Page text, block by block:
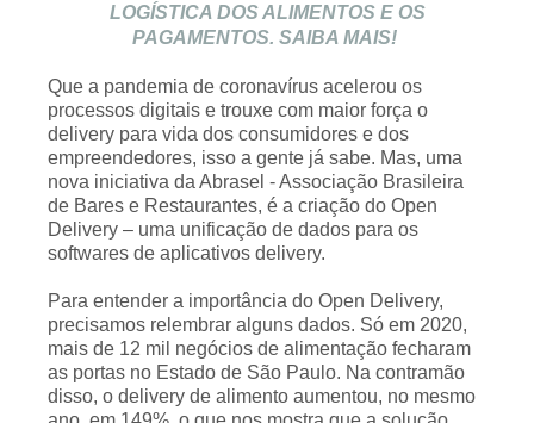
LOGÍSTICA DOS ALIMENTOS E OS
PAGAMENTOS. SAIBA MAIS!
Que a pandemia de coronavírus acelerou os
processos digitais e trouxe com maior força o
delivery para vida dos consumidores e dos
empreendedores, isso a gente já sabe. Mas, uma
nova iniciativa da Abrasel - Associação Brasileira
de Bares e Restaurantes, é a criação do Open
Delivery – uma unificação de dados para os
softwares de aplicativos delivery.
Para entender a importância do Open Delivery,
precisamos relembrar alguns dados. Só em 2020,
mais de 12 mil negócios de alimentação fecharam
as portas no Estado de São Paulo. Na contramão
disso, o delivery de alimento aumentou, no mesmo